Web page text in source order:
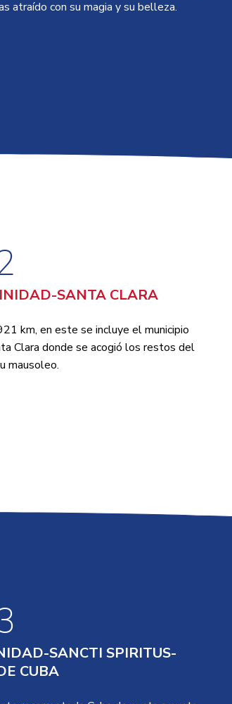
atraído con su magia y su belleza.
SANTA CLARA
km, en este se incluye el municipio
Clara donde se acogió los restos del
mausoleo.
SANCTI SPIRITUS-
CUBA